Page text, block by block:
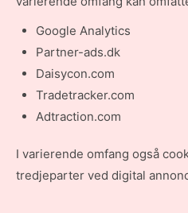
Google Analytics
Partner-ads.dk
Daisycon.com
Tradetracker.com
Adtraction.com
I varierende omfang også
tredjeparter ved digital